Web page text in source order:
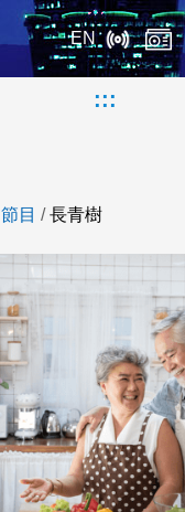
EN
:::
節目 /長青樹